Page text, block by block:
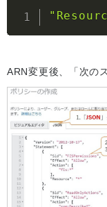
ARN変更後、「次の